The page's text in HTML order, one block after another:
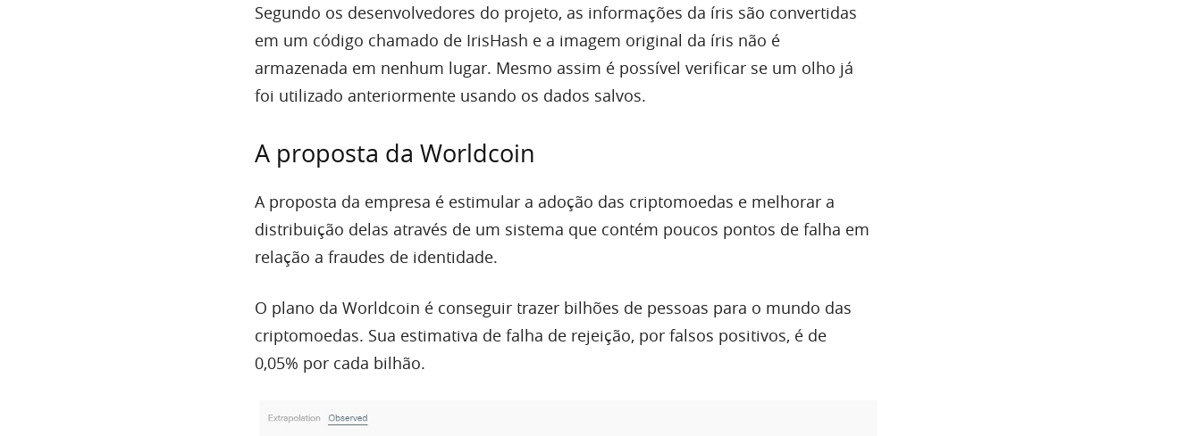
Segundo os desenvolvedores do projeto, as informações da íris são convertidas
em um código chamado de IrisHash e a imagem original da íris não é
armazenada em nenhum lugar. Mesmo assim é possível verificar se um olho já
foi utilizado anteriormente usando os dados salvos.
A proposta da Worldcoin
A proposta da empresa é estimular a adoção das criptomoedas e melhorar a
distribuição delas através de um sistema que contém poucos pontos de falha em
relação a fraudes de identidade.
O plano da Worldcoin é conseguir trazer bilhões de pessoas para o mundo das
criptomoedas. Sua estimativa de falha de rejeição, por falsos positivos, é de
0,05% por cada bilhão.